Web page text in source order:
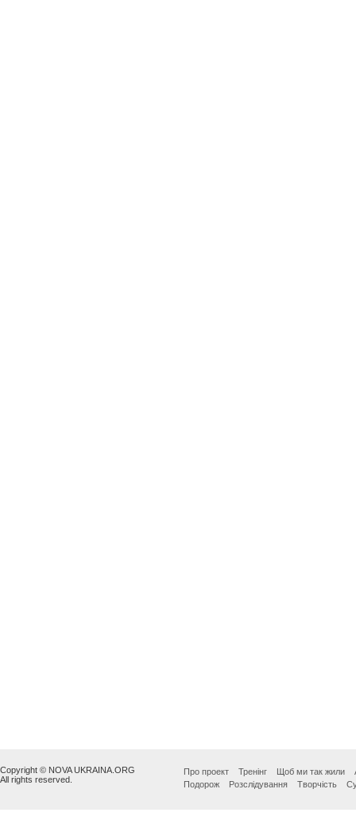
Copyright © NOVA UKRAINA.ORG
All rights reserved.
Про проект Тренінг Щоб ми так жили
Подорож
Розслідування Творчість